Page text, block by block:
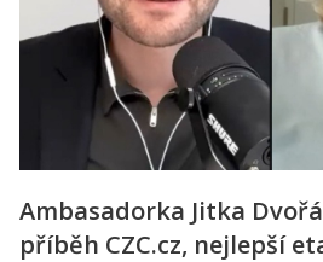
Ambasadorka Jitka
příběh CZC.cz, nejlepší